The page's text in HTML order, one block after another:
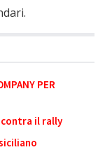
PER
il rally